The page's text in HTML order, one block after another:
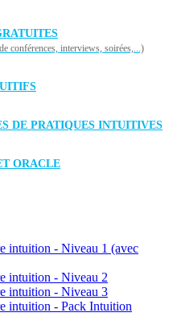
conférences, interviews, soirées,...)
DE PRATIQUES INTUITIVES
ORACLE
intuition - Niveau 1 (avec
intuition - Niveau 2
intuition - Niveau 3
intuition - Pack Intuition